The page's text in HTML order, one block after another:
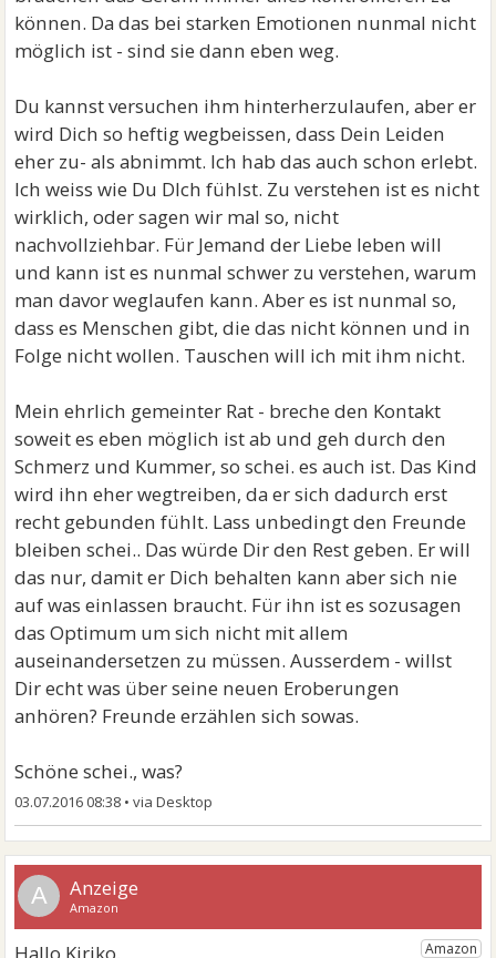
können. Da das bei starken Emotionen nunmal nicht
möglich ist - sind sie dann eben weg.
Du kannst versuchen ihm hinterherzulaufen, aber er
wird Dich so heftig wegbeissen, dass Dein Leiden
eher zu- als abnimmt. Ich hab das auch schon erlebt.
Ich weiss wie Du DIch fühlst. Zu verstehen ist es nicht
wirklich, oder sagen wir mal so, nicht
nachvollziehbar. Für Jemand der Liebe leben will
und kann ist es nunmal schwer zu verstehen, warum
man davor weglaufen kann. Aber es ist nunmal so,
dass es Menschen gibt, die das nicht können und in
Folge nicht wollen. Tauschen will ich mit ihm nicht.
Mein ehrlich gemeinter Rat - breche den Kontakt
soweit es eben möglich ist ab und geh durch den
Schmerz und Kummer, so schei. es auch ist. Das Kind
wird ihn eher wegtreiben, da er sich dadurch erst
recht gebunden fühlt. Lass unbedingt den Freunde
bleiben schei.. Das würde Dir den Rest geben. Er will
das nur, damit er Dich behalten kann aber sich nie
auf was einlassen braucht. Für ihn ist es sozusagen
das Optimum um sich nicht mit allem
auseinandersetzen zu müssen. Ausserdem - willst
Dir echt was über seine neuen Eroberungen
anhören? Freunde erzählen sich sowas.
Schöne schei., was?
03.07.2016 08:38 •
A